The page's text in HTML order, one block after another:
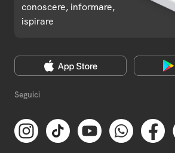
conoscere, informare,
ispirare
Seguici